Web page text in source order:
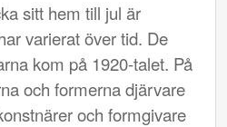
sitt hem till jul är
varierat över tid. De
kom på 1920-talet. På
och formerna djärvare
och formgivare